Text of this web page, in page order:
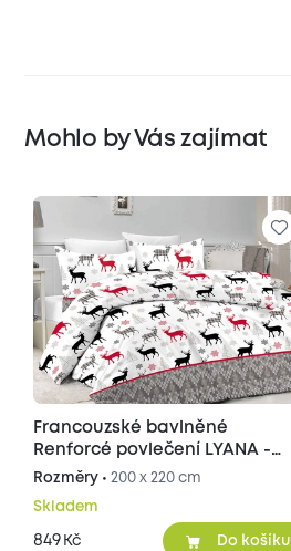
Mohlo by Vás zajímat
Francouzské bavlněné
Renforcé povlečení LYANA -
šedé
Rozměry • 200 x 220 cm
Skladem
849 Kč Do košíku